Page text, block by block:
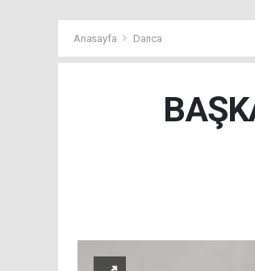
Anasayfa Darıca